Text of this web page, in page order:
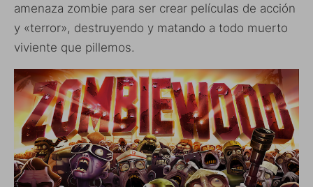
amenaza zombie para ser crear películas de acción
y «terror», destruyendo y matando a todo muerto
viviente que pillemos.